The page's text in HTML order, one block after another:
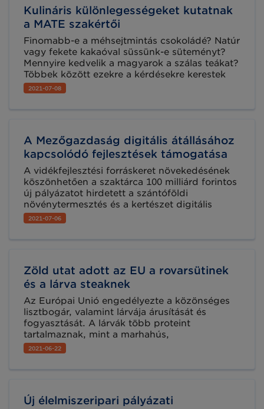
utal.
Kulináris különlegességeket kutatnak
a MATE szakértői
Finomabb-e a méhsejtmintás csokoládé? Natúr
vagy fekete kakaóval süssünk-e süteményt?
Mennyire kedvelik a magyarok a szálas teákat?
Többek között ezekre a kérdésekre kerestek
választ a Magyar Agrár- és Élettudományi
Egyetem Élelmiszertudományi és Technológiai
szakdolgozataikban.
2021-07-08
A Mezőgazdaság digitális átállásához
kapcsolódó fejlesztések támogatása
A vidékfejlesztési forráskeret növekedésének
köszönhetően a szaktárca 100 milliárd forintos
új pályázatot hirdetett a szántóföldi
növénytermesztés és a kertészet digitális
átállásának és precíziós fejlesztésének
támogatására. A termelőknek lehetőségük
megvásárlására vagy kifejlesztésére, valamint
szabadalmak, licencek, szerzői jogok és
védjegyek vagy eljárások meg szerzésére is. A
pályázat támogatja a precíziós gazdálkodásra
történő átálláshoz kapcsolódó képzéseket és
oktatásokat is.
2021-07-06
Zöld utat adott az EU a rovarsütinek
és a lárva steaknek
Az Európai Unió engedélyezte a közönséges
lisztbogár, valamint lárvája árusítását és
fogyasztását. A lárvák több proteint
tartalmaznak, mint a marhahús,
tenyésztésükhöz-feldolgozásukhoz mégis
sokkal kevesebb vízre, energiára és
2021-06-22
Új élelmiszeripari pályázati